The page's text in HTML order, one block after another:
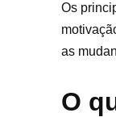
Os
as
O